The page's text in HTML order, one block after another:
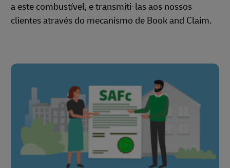
a este combustível, e transmiti-las aos nossos
clientes através do mecanismo de Book and Claim.